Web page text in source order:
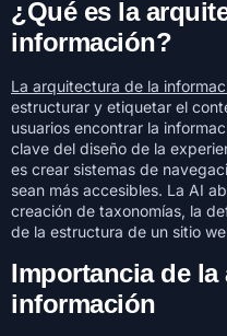
¿Qué es la
información?
La arquitectura de la
estructurar y etiquetar el
usuarios encontrar la
clave del diseño de la
es crear sistemas de
sean más accesibles. La AI
creación de taxonomías, la
de la estructura de un sitio
Importancia de
información